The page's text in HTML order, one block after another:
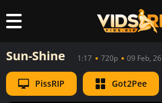
Sun-Shine 1:17 720p 09 Feb, 26
PissRIP Got2Pee